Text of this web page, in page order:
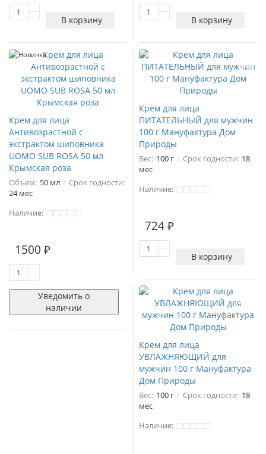
В корзину В корзину
Новинка
Крем для лица
Антивозрастной с
экстрактом шиповника
UOMO SUB ROSA 50 мл
Крымская роза
Объем: 50 мл
Срок годности:
24 мес
Наличие:
1500 ₽
Уведомить о
наличии
Крем для лица
ПИТАТЕЛЬНЫЙ для мужчин
100 г Мануфактура Дом
Природы
Вес: 100 г Срок годности: 18
мес
Наличие:
724 ₽
В корзину
Крем для лица
УВЛАЖНЯЮЩИЙ для
мужчин 100 г Мануфактура
Дом Природы
Вес: 100 г Срок годности: 18
мес
Наличие: